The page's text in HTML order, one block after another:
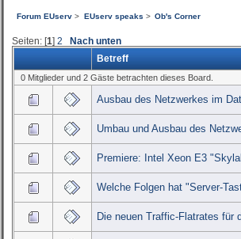
Forum EUserv > EUserv speaks > Ob's Corner
Seiten: [1] 2
Nach unten
Betreff
0 Mitglieder und 2 Gäste betrachten dieses Board.
Ausbau des Netzwerkes im
Umbau und Ausbau des
Premiere: Intel Xeon E3
Welche Folgen hat "Server-
Die neuen Traffic-Flatrates für